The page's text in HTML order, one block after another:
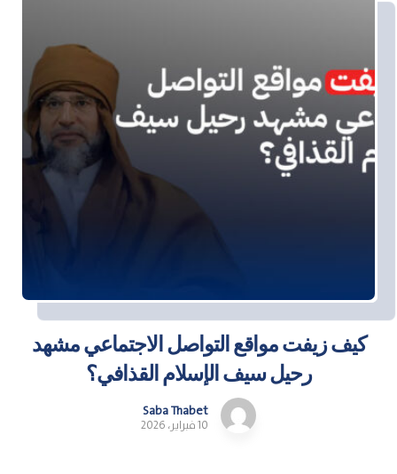
كيف زيفت مواقع التواصل الاجتماعي مشهد
رحيل سيف الإسلام القذافي؟
Saba Thabet
10 فبراير، 2026